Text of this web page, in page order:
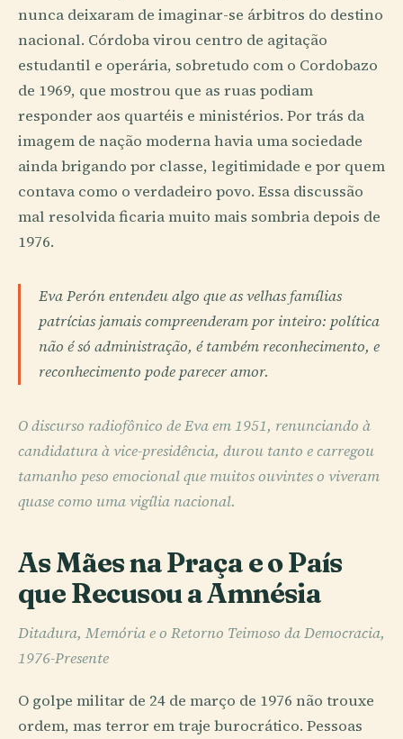
nunca deixaram de imaginar-se árbitros do destino
nacional. Córdoba virou centro de agitação
estudantil e operária, sobretudo com o Cordobazo
de 1969, que mostrou que as ruas podiam
responder aos quartéis e ministérios. Por trás da
imagem de nação moderna havia uma sociedade
ainda brigando por classe, legitimidade e por quem
contava como o verdadeiro povo. Essa discussão
mal resolvida ficaria muito mais sombria depois de
1976.
Eva Perón entendeu algo que as velhas famílias
patrícias jamais compreenderam por inteiro: política
não é só administração, é também reconhecimento, e
reconhecimento pode parecer amor.
O discurso radiofônico de Eva em 1951, renunciando à
candidatura à vice-presidência, durou tanto e carregou
tamanho peso emocional que muitos ouvintes o viveram
quase como uma vigília nacional.
As Mães na Praça e o País
que Recusou a Amnésia
Ditadura, Memória e o Retorno Teimoso da Democracia,
1976-Presente
O golpe militar de 24 de março de 1976 não trouxe
ordem, mas terror em traje burocrático. Pessoas